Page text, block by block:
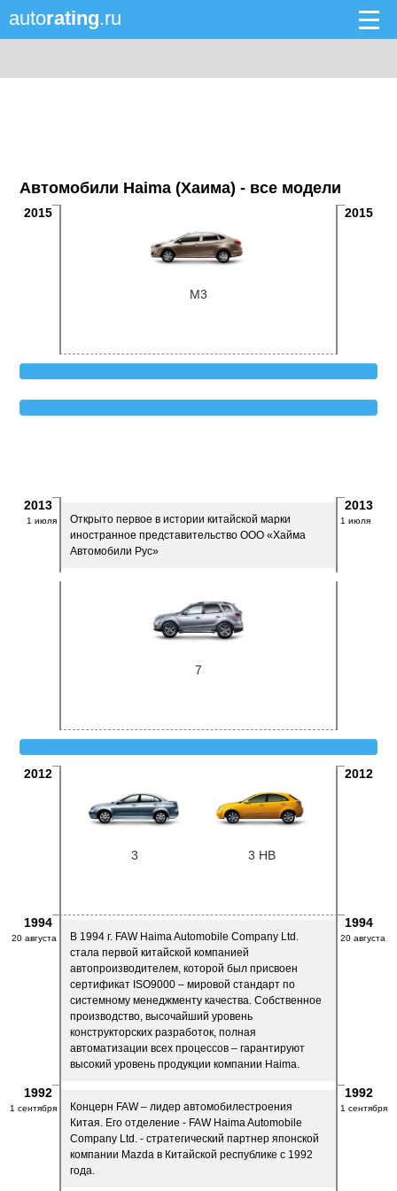
autorating.ru
Автомобили Haima (Хаима) - все модели
2015 2015
M3
2013 2013
1 июля 1 июля
Открыто первое в истории китайской марки
иностранное представительство ООО «Хайма
Автомобили Рус»
7
2012 2012
3 3 HB
1994 1994
20 августа 20 августа
В 1994 г. FAW Haima Automobile Company Ltd.
стала первой китайской компанией
автопроизводителем, которой был присвоен
сертификат ISO9000 – мировой стандарт по
системному менеджменту качества. Собственное
производство, высочайший уровень
конструкторских разработок, полная
автоматизации всех процессов – гарантируют
высокий уровень продукции компании Haima.
1992 1992
1 сентября 1 сентября
Концерн FAW – лидер автомобилестроения
Китая. Его отделение - FAW Haima Automobile
Company Ltd. - стратегический партнер японской
компании Mazda в Китайской республике с 1992
года.